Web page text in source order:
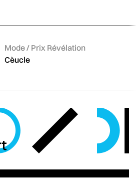
Catégories :
Mode / Prix Révélation
Cèucle